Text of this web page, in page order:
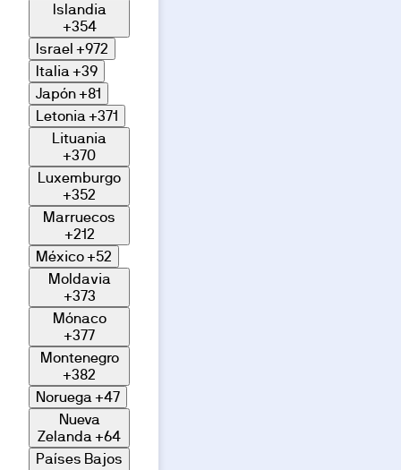
Islandia
+354
Israel +972
Italia+39
Japón+81
Letonia+371
Lituania
+370
Luxemburgo
+352
Marruecos
+212
México+52
Moldavia
+373
Mónaco
+377
Montenegro
+382
Noruega+47
Nueva
Zelanda+64
Países Bajos